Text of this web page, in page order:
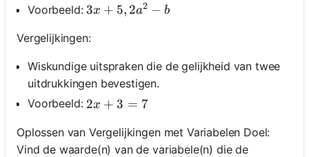
Voorbeeld:3 x+5,2 a^2-b
3x + 5, 2a2 − b
Vergelijkingen:
Wiskundige uitspraken die de gelijkheid van twee
uitdrukkingen bevestigen.
Voorbeeld: 2 x+3=7
2x + 3 = 7
Oplossen van Vergelijkingen met Variabelen Doel:
Vind de waarde(n) van de variabele(n) die de